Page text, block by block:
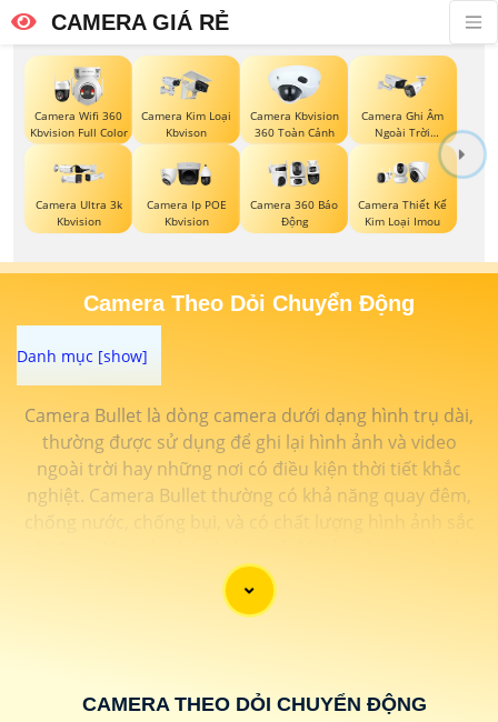
CAMERA GIÁ RẺ
Camera Wifi 360
Kbvision Full Color
Camera Kim Loại
Kbvison
Camera Kbvision
360 Toàn Cảnh
Camera Ghi Âm
Ngoài Trời
Kbvision
Camera Ultra 3k
Kbvision
Camera Ip POE
Kbvision
Camera 360 Báo
Động
Camera Thiết Kế
Kim Loại Imou
Camera Theo Dỏi Chuyển Động
Camera Bullet là dòng camera dưới dạng hình trụ dài,
thường được sử dụng để ghi lại hình ảnh và video
ngoài trời hay những nơi có điều kiện thời tiết khắc
nghiệt. Camera Bullet thường có khả năng quay đêm,
chống nước, chống bụi, và có chất lượng hình ảnh sắc
gia đình và doanh nghiệp.
CAMERA THEO DỎI CHUYỂN ĐỘNG